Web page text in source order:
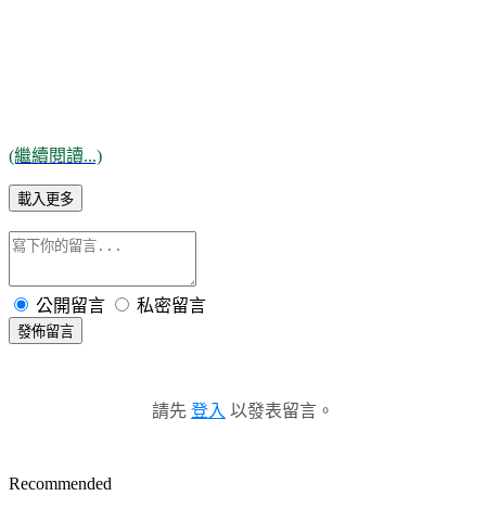
(繼續閱讀...)
載入更多
公開留言 私密留言
發佈留言
請先 登入 以發表留言。
Recommended